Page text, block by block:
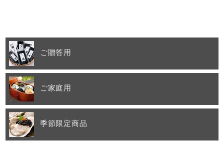
ご贈答用
ご家庭用
季節限定商品